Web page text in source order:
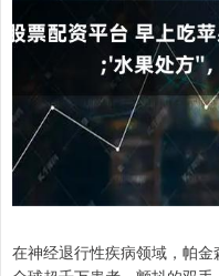
在神经退行性疾病领域，帕